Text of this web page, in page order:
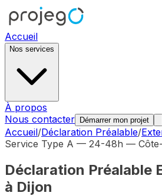
Accueil
Nos services
À propos
Nous contacter
Démarrer mon projet
Accueil/Déclaration Préalable/
Service Type A — 24-48h —
Déclaration Préalable
à Dijon